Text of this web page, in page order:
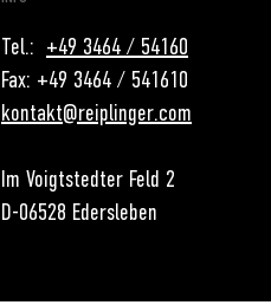
Tel.: +49 3464 / 54160
Fax: +49 3464 / 541610
kontakt@reiplinger.com
Im Voigtstedter Feld 2
D-06528 Edersleben